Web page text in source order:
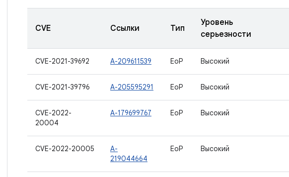
CVE Ссылки Тип
Уровень
серьезности
CVE-2021-39692 A-209611539 EoP Высокий
CVE-2021-39796 A-205595291 EoP Высокий
CVE-2022-
20004
A-179699767 EoP Высокий
CVE-2022-20005
A-
219044664
EoP Высокий